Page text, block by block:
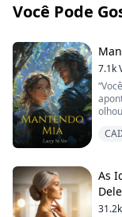
Você Pode
7.1k
As
Dele
31.2k